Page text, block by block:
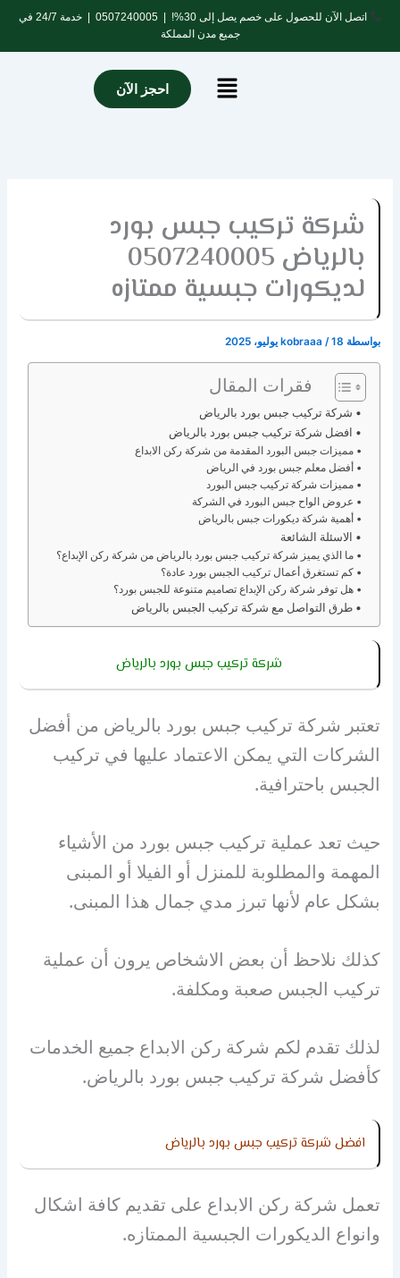
تخطي
المحتوى
اتصل الآن للحصول على خصم يصل إلى 30%! | 0507240005
| خدمة 24/7 في
جميع مدن المملكة
Menu احجز الآن
شركة تركيب جبس بورد
بالرياض 0507240005
لديكورات جبسية ممتازه
بواسطة kobraaa /18 يوليو، 2025
فقرات المقال
شركة تركيب جبس بورد بالرياض
افضل شركة تركيب جبس بورد بالرياض
مميزات جبس البورد المقدمة من شركة ركن الابداع
أفضل معلم جبس بورد في الرياض
مميزات شركة تركيب جبس البورد
عروض الواح جبس البورد في الشركة
أهمية شركة ديكورات جبس بالرياض
الاسئلة الشائعة
ما الذي يميز شركة تركيب جبس بورد بالرياض من شركة ركن الإبداع؟
كم تستغرق أعمال تركيب الجبس بورد عادة؟
هل توفر شركة ركن الإبداع تصاميم متنوعة للجبس بورد؟
طرق التواصل مع شركة تركيب الجبس بالرياض
شركة تركيب جبس بورد بالرياض
تعتبر شركة تركيب جبس بورد بالرياض من أفضل
الشركات التي يمكن الاعتماد عليها في تركيب
الجبس باحترافية.
حيث تعد عملية تركيب جبس بورد من الأشياء
المهمة والمطلوبة للمنزل أو الفيلا أو المبنى
بشكل عام لأنها تبرز مدي جمال هذا المبنى.
كذلك نلاحظ أن بعض الاشخاص يرون أن عملية
تركيب الجبس صعبة ومكلفة.
لذلك تقدم لكم شركة ركن الابداع جميع الخدمات
كأفضل شركة تركيب جبس بورد بالرياض.
افضل شركة تركيب جبس بورد بالرياض
تعمل شركة ركن الابداع على تقديم كافة اشكال
وانواع الديكورات الجبسية الممتازه.